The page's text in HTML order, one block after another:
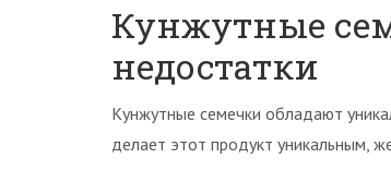
Кунжутные
недостатки
Кунжутные семечки обладают
делает этот продукт уникальным,